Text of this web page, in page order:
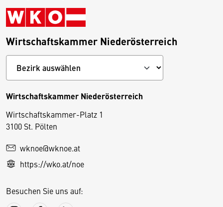
Wirtschaftskammer Niederösterreich
Wirtschaftskammer Niederösterreich
Wirtschaftskammer-Platz 1
3100 St. Pölten
wknoe@wknoe.at
https://wko.at/noe
Besuchen Sie uns auf:
D
e
s
S